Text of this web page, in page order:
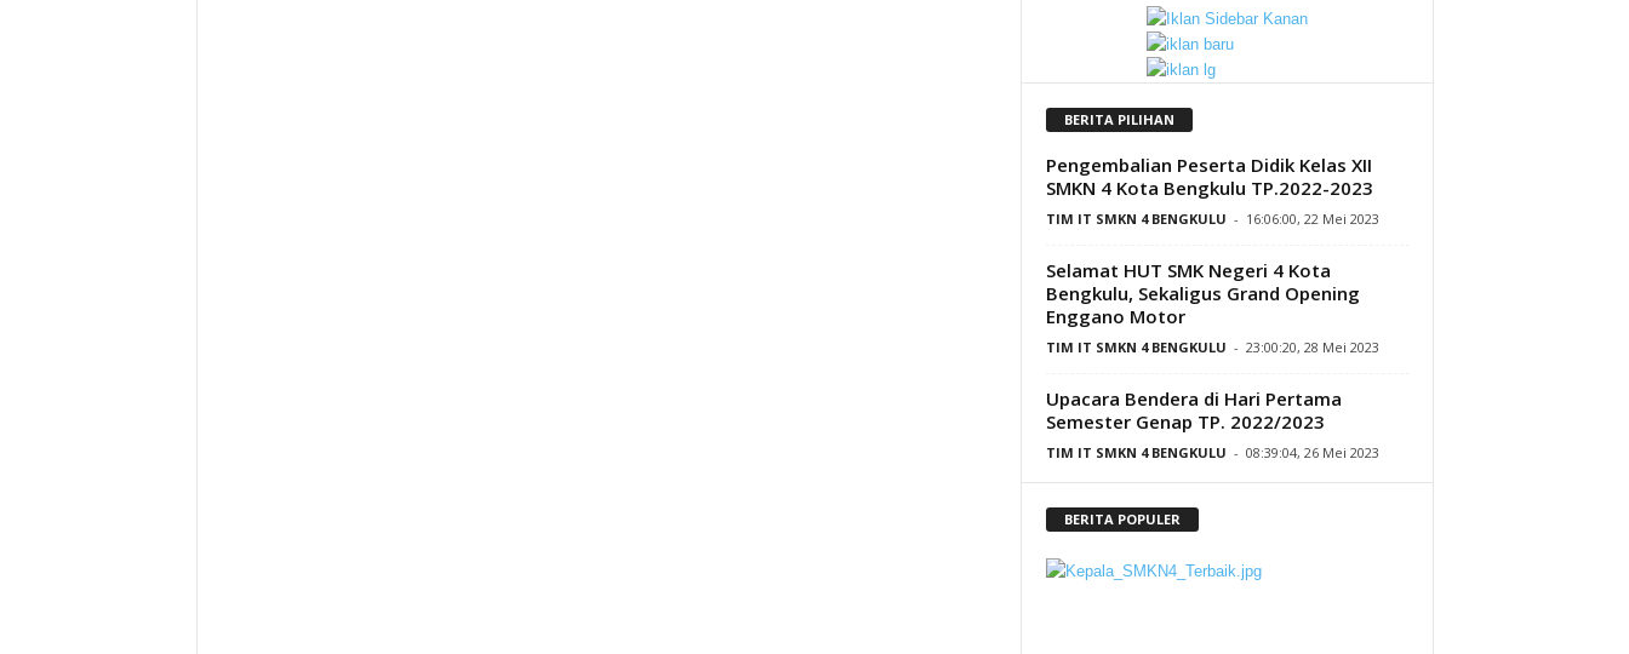
BERITA PILIHAN
Pengembalian Peserta Didik Kelas XII
SMKN 4 Kota Bengkulu TP.2022-2023
TIM IT SMKN 4 BENGKULU - 16:06:00, 22 Mei 2023
Selamat HUT SMK Negeri 4 Kota
Bengkulu, Sekaligus Grand Opening
Enggano Motor
TIM IT SMKN 4 BENGKULU - 23:00:20, 28 Mei 2023
Upacara Bendera di Hari Pertama
Semester Genap TP. 2022/2023
TIM IT SMKN 4 BENGKULU - 08:39:04, 26 Mei 2023
BERITA POPULER